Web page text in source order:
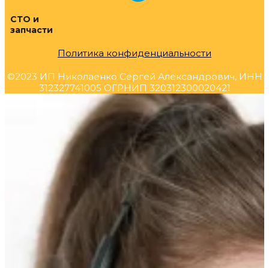
СТО и
запчасти
Политика конфиденциальности
©2023 ИП Николаенко Сергей Александрович, ИНН
312327741005 ОГРНИП 320312300020421